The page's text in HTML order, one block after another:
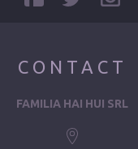
CONTACT
FAMILIA HAI HUI SRL